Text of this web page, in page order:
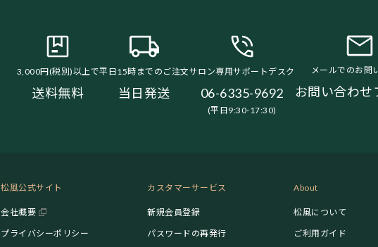
3,000円(税別)以上で
送料無料
平日15時までのご注文
当日発送
サロン専用サポートデスク
06-6335-9692
(平日9:30-17:30)
メールでのお問
お問い合わせ
松風公式サイト
会社概要
プライバシーポリシー
カスタマーサービス
新規会員登録
パスワードの再発行
About
松風について
ご利用ガイド